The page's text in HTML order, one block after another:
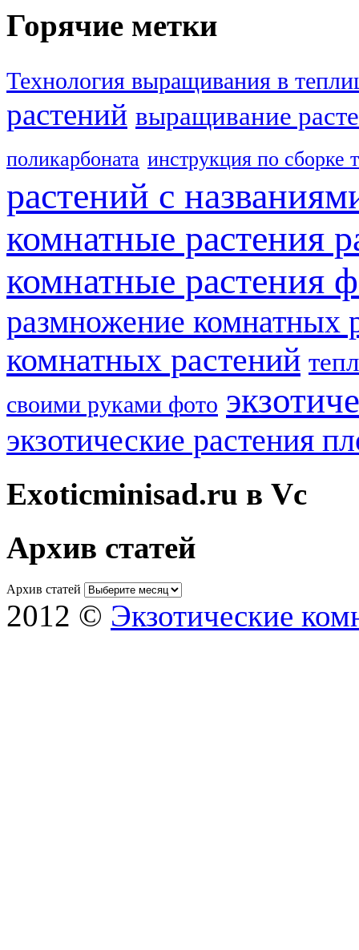
Горячие метки
Технология выращивания в
растений выращивание
поликарбоната инструкция по сборке
растений с
комнатные растения
комнатные растения
размножение комнатных
комнатных растений
своими руками фото
экзотические растения
Exoticminisad.ru в Vc
Архив статей
Архив статей
2012 © Экзотические